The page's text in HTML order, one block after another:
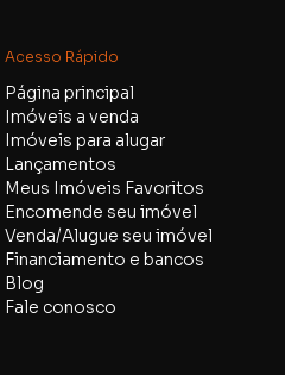
Acesso Rápido
Página principal
Imóveis a venda
Imóveis para alugar
Lançamentos
Meus Imóveis Favoritos
Encomende seu imóvel
Venda/Alugue seu imóvel
Financiamento e bancos
Blog
Fale conosco